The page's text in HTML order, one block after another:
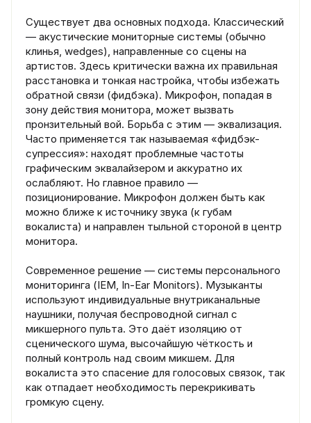
Существует два основных подхода. Классический
— акустические мониторные системы (обычно
клинья, wedges), направленные со сцены на
артистов. Здесь критически важна их правильная
расстановка и тонкая настройка, чтобы избежать
обратной связи (фидбэка). Микрофон, попадая в
зону действия монитора, может вызвать
пронзительный вой. Борьба с этим — эквализация.
Часто применяется так называемая «фидбэк-
супрессия»: находят проблемные частоты
графическим эквалайзером и аккуратно их
ослабляют. Но главное правило —
позиционирование. Микрофон должен быть как
можно ближе к источнику звука (к губам
вокалиста) и направлен тыльной стороной в центр
монитора.
Современное решение — системы персонального
мониторинга (IEM, In-Ear Monitors). Музыканты
используют индивидуальные внутриканальные
наушники, получая беспроводной сигнал с
микшерного пульта. Это даёт изоляцию от
сценического шума, высочайшую чёткость и
полный контроль над своим микшем. Для
вокалиста это спасение для голосовых связок, так
как отпадает необходимость перекрикивать
громкую сцену.